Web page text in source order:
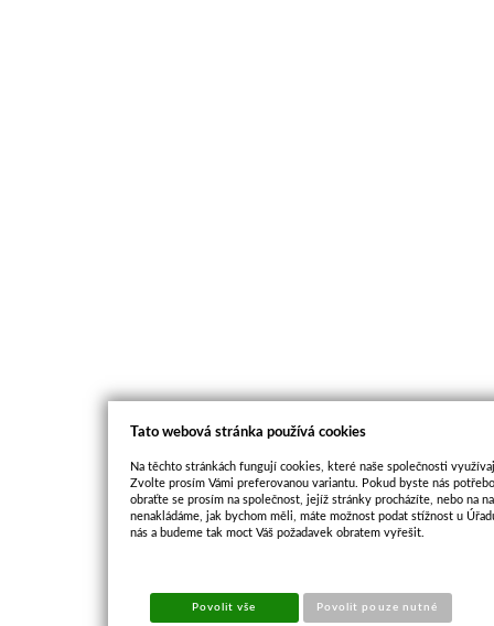
Tato webová stránka používá cookies
Na těchto stránkách fungují cookies, které naše společnosti
Zvolte prosím Vámi preferovanou variantu. Pokud byste nás
obraťte se prosím na společnost, jejíž stránky procházíte, nebo na
nenakládáme, jak bychom měli, máte možnost podat stížnost u
nás a budeme tak moct Váš požadavek obratem vyřešit.
Povolit vše Povolit pouze nutné